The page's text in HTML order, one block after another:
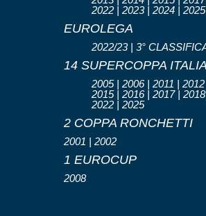
2022 | 2023 | 2024 |
EUROLEGA
2022/23 | 3°
14 SUPERCOPPA
2005 | 2006 | 2011 |
2015 | 2016 | 2017 |
2022 | 2025
2 COPPA RONCHETTI
2001 | 2002
1 EUROCUP
2008